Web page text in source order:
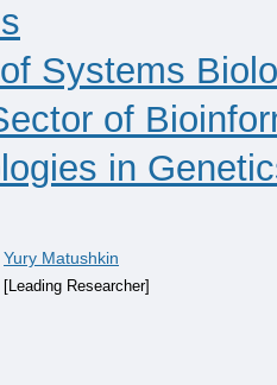
Systems
of
in
Yury Matushkin
[Leading Researcher]